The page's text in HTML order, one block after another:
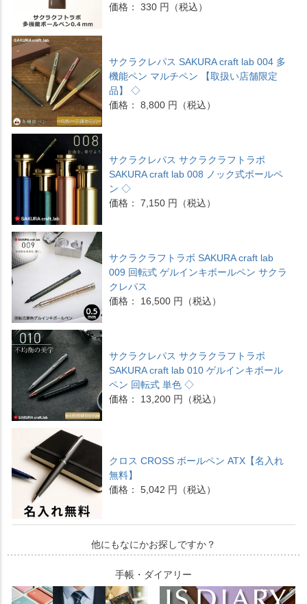
価格： 330 円（税込）
サクラクレパス SAKURA craft lab 004 多
機能ペン マルチペン 【取扱い店舗限定
品】 ◇
価格： 8,800 円（税込）
サクラクレパス サクラクラフトラボ
SAKURA craft lab 008 ノック式ボールペ
ン ◇
価格： 7,150 円（税込）
サクラクラフトラボ SAKURA craft lab
009 回転式 ゲルインキボールペン サクラ
クレパス
価格： 16,500 円（税込）
サクラクレパス サクラクラフトラボ
SAKURA craft lab 010 ゲルインキボール
ペン 回転式 単色 ◇
価格： 13,200 円（税込）
クロス CROSS ボールペン ATX【名入れ
無料】
価格： 5,042 円（税込）
他にもなにかお探しですか？
手帳・ダイアリー